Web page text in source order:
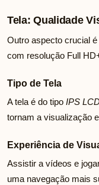
Tela: Qualidade
Outro aspecto crucial
com resolução Full
Tipo de Tela
A tela é do tipo IPS
tornam a visualização
Experiência de
Assistir a vídeos e
uma navegação mais